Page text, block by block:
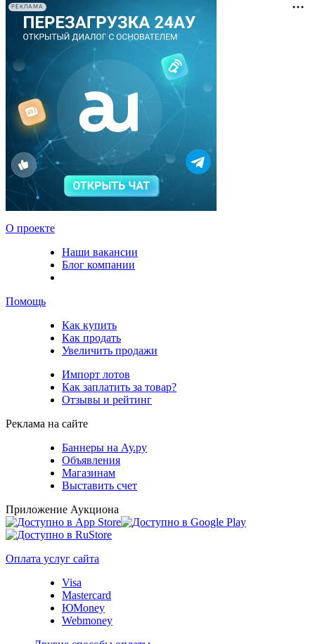
РЕКЛАМА
О проекте
Наши вакансии
Блог компании
Помощь
Как купить
Как продать
Увеличить продажи
Импорт лотов
Как заплатить за товар?
Отзывы и рейтинг
Реклама на сайте
Баннеры на Ау.ру
Объявления
Магазинам
Выставить счет
Приложение Аукциона
Оплата услуг сайта
Visa
Mastercard
ЮMoney
Webmoney